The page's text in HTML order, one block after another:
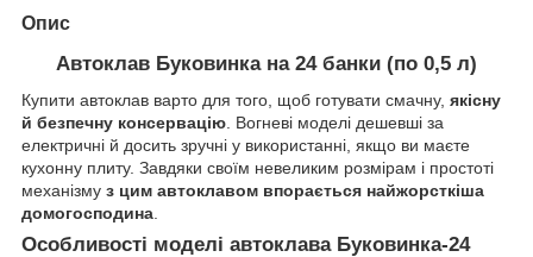
Опис
Автоклав Буковинка на 24 банки (по 0,5 л)
Купити автоклав варто для того, щоб готувати смачну, якісну
й безпечну консервацію . Вогневі моделі дешевші за
електричні й досить зручні у використанні, якщо ви маєте
кухонну плиту. Завдяки своїм невеликим розмірам і простоті
механізму з цим автоклавом впорається найжорсткіша
домогосподина
Особливості моделі автоклава Буковинка-24